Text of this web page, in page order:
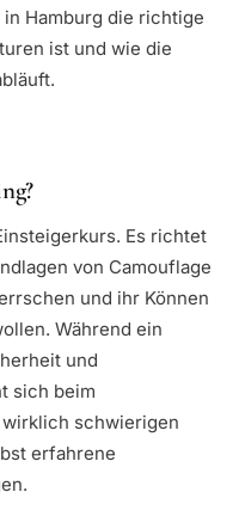
Hamburg die richtige
ist und wie die
Es richtet
von Camouflage
und ihr Können
Während ein
und
sich beim
schwierigen
erfahrene